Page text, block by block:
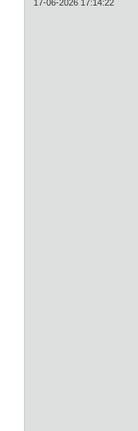
17-06-2026 17:14:22